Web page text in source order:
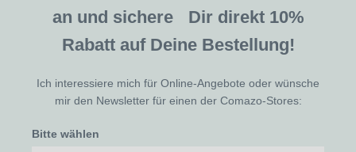
an und sichere Dir direkt 10%
Rabatt auf Deine Bestellung!
Ich interessiere mich für Online-Angebote oder wünsche
mir den Newsletter für einen der Comazo-Stores:
Bitte wählen